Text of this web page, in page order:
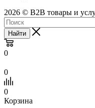
2026 © B2B товары и
Найти
0
0
0
Корзина